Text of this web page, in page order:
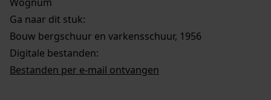
Ga naar dit stuk:
Bouw bergschuur en varkensschuur, 1956
Digitale bestanden:
Bestanden per e-mail ontvangen